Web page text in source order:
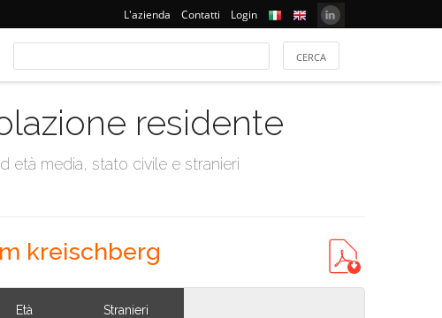
L'azienda Contatti Login
residente
età media, stato civile e stranieri
kreischberg
Età Stranieri